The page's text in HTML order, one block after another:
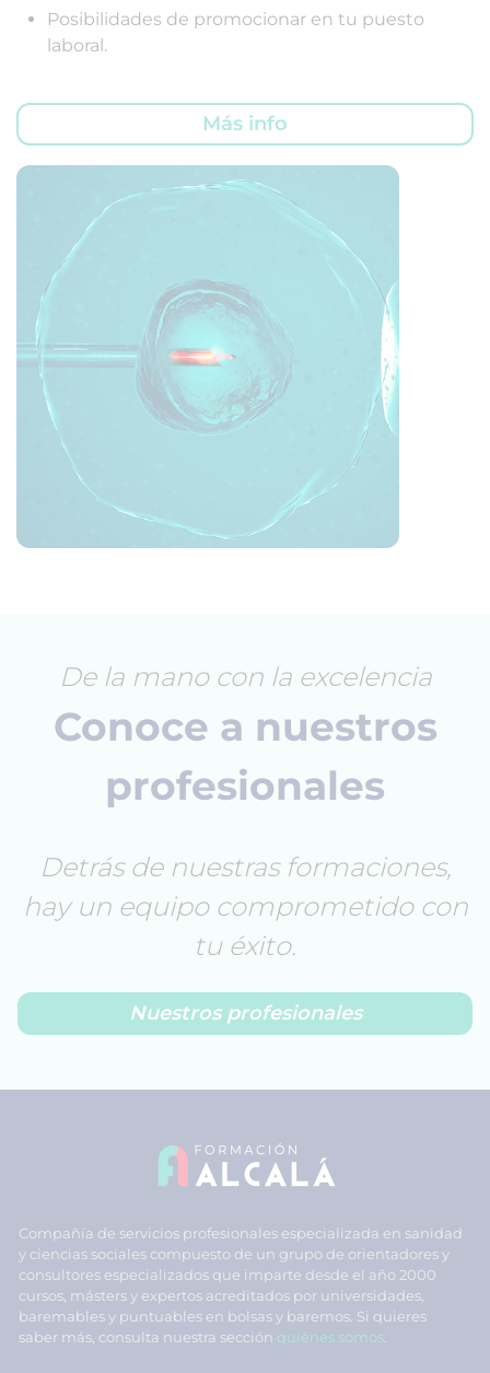
Posibilidades de promocionar en tu puesto
laboral.
Más info
De la mano con la excelencia
Conoce a nuestros
profesionales
Detrás de nuestras formaciones,
hay un equipo comprometido con
tu éxito.
Nuestros profesionales
Compañía de servicios profesionales especializada en sanidad
y ciencias sociales compuesto de un grupo de orientadores y
consultores especializados que imparte desde el año 2000
cursos, másters y expertos acreditados por universidades,
baremables y puntuables en bolsas y baremos. Si quieres
saber más, consulta nuestra sección quiénes somos